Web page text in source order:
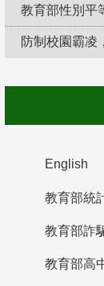
教育部性別平
防制校園霸凌
English
教育部詐